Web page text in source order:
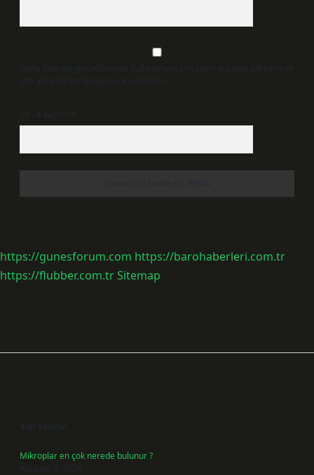
Daha sonraki yorumlarımda kullanılması için adım, e-posta adresim ve
site adresim bu tarayıcıya kaydedilsin.
10 - 4 kaçtır? *
https://gunesforum.com https://barohaberleri.com.tr
https://flubber.com.trSitemap
Son Yazılar
Mikroplar en çok nerede bulunur ?
Ağustos 8, 2026